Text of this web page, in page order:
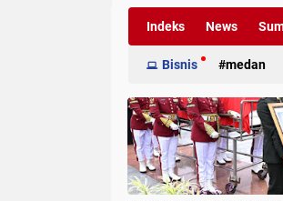
Indeks News
Bisnis medan